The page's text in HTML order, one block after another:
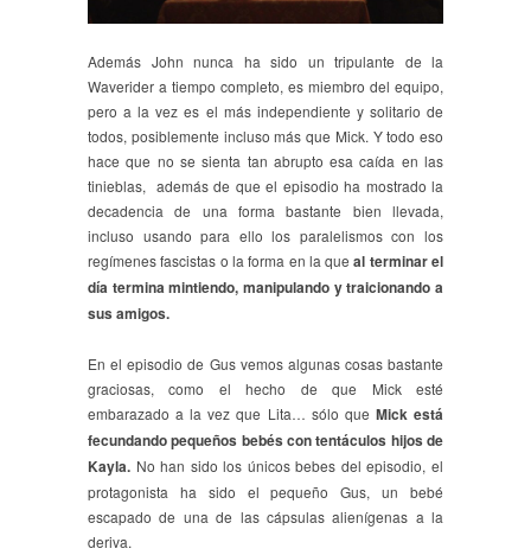
Además John nunca ha sido un tripulante de la
Waverider a tiempo completo, es miembro del equipo,
pero a la vez es el más independiente y solitario de
todos, posiblemente incluso más que Mick. Y todo eso
hace que no se sienta tan abrupto esa caída en las
tinieblas, además de que el episodio ha mostrado la
decadencia de una forma bastante bien llevada,
incluso usando para ello los paralelismos con los
regímenes fascistas o la forma en la queal terminar el
día termina mintiendo, manipulando y traicionando a
sus amigos.
En el episodio de Gus vemos algunas cosas bastante
graciosas, como el hecho de que Mick esté
embarazado a la vez que Lita… sólo que Mick está
fecundando pequeños bebés con tentáculos hijos de
Kayla. No han sido los únicos bebes del episodio, el
protagonista ha sido el pequeño Gus, un bebé
escapado de una de las cápsulas alienígenas a la
deriva.